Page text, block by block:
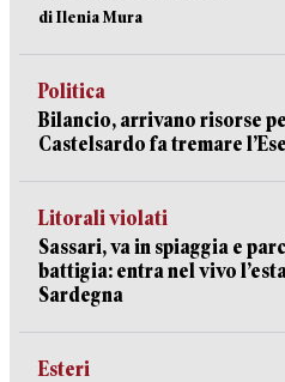
di Ilenia Mura
Politica
Bilancio, arrivano risorse
Castelsardo fa tremare
Litorali violati
Sassari, va in spiaggia e
battigia: entra nel vivo
Sardegna
Esteri